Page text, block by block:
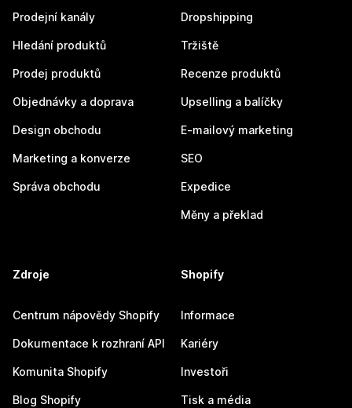
Prodejní kanály
Hledání produktů
Prodej produktů
Objednávky a doprava
Design obchodu
Marketing a konverze
Správa obchodu
Dropshipping
Tržiště
Recenze produktů
Upselling a balíčky
E-mailový marketing
SEO
Expedice
Měny a překlad
Zdroje
Centrum nápovědy Shopify
Dokumentace k rozhraní API
Komunita Shopify
Blog Shopify
Shopify
Informace
Kariéry
Investoři
Tisk a média